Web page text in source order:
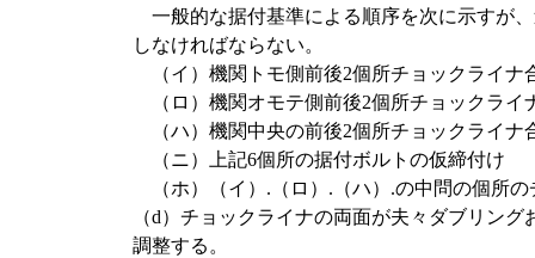
一般的な据付基準による順序を次に示すが
しなければならない。
（イ）機関トモ側前後2個所チョックライナ
（ロ）機関オモテ側前後2個所チョックライ
（ハ）機関中央の前後2個所チョックライナ
（ニ）上記6個所の据付ボルトの仮締付け
（ホ）（イ）.（ロ）.（ハ）.の中問の個所
（d）チョックライナの両面が夫々ダブリン
調整する。